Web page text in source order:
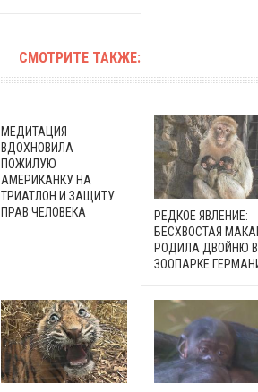
СМОТРИТЕ ТАКЖЕ:
МЕДИТАЦИЯ
ВДОХНОВИЛА
ПОЖИЛУЮ
АМЕРИКАНКУ НА
ТРИАТЛОН И ЗАЩИТУ
ПРАВ ЧЕЛОВЕКА
РЕДКОЕ ЯВЛЕНИЕ:
БЕСХВОСТАЯ
РОДИЛА ДВОЙНЮ В
ЗООПАРКЕ